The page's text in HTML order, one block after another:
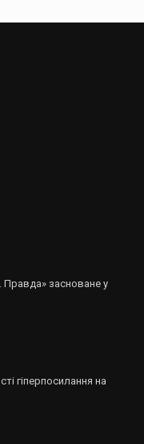
Правда» засноване у
гіперпосилання на